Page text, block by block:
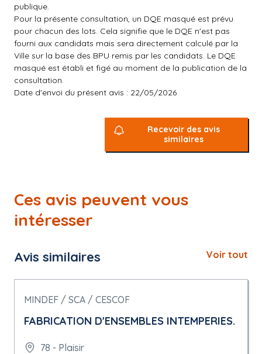
publique.
Pour la présente consultation, un DQE masqué est prévu
pour chacun des lots. Cela signifie que le DQE n'est pas
fourni aux candidats mais sera directement calculé par la
Ville sur la base des BPU remis par les candidats. Le DQE
masqué est établi et figé au moment de la publication de la
consultation.
Date d'envoi du présent avis : 22/05/2026
Recevoir des avis
similaires
Ces avis peuvent vous
intéresser
Avis similaires Voir tout
MINDEF / SCA / CESCOF
FABRICATION D'ENSEMBLES INTEMPERIES.
78 - Plaisir